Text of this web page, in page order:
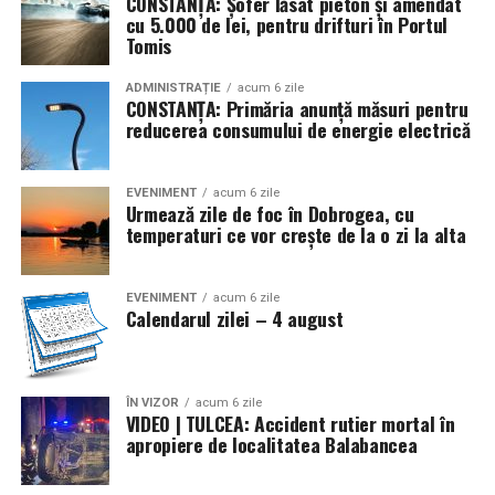
* În urmă cu 112 ani (1914), în contextul izbucnirii
Primului Război Mondial, Germania invada Belgia, iar ca
răspuns, Marea Britanie a declarat război Germaniei.
Statele Unite și-au proclamat neutralitatea
* Se marchează 110 ani (1916) de la semnarea, la
Bucureşti, a Tratatului de alianţă între România, de o
parte, şi Rusia, Franţa, Marea Britanie şi Italia, pe de altă
parte, pentru intrarea ţării noastre în război de partea
Antantei (în prima conflagraţie mondială). La
14/27.VIII.1916 România a declarat război Austro-
Ungariei, dată ce a marcat începutul războiul de
eliberare şi întregire naţională (1916-1919) (4/17)
* Acum 78 de ani (1948) a apărut Decretul-lege nr. 177
privind cultele religioase din România, prin care s-a
reiterat libertatea credinţei religioase şi a practicării
cultelor (cu excepţia celor interzise), dar s-a subliniat şi
cu 5.000 de lei, pentru drifturi în Portul
Tomis
ADMINISTRAȚIE acum 6 zile
CONSTANȚA: Primăria anunță măsuri pentru
reducerea consumului de energie electrică
EVENIMENT acum 6 zile
Urmează zile de foc în Dobrogea, cu
temperaturi ce vor crește de la o zi la alta
EVENIMENT acum 6 zile
Calendarul zilei – 4 august
ÎN VIZOR acum 6 zile
VIDEO | TULCEA: Accident rutier mortal în
apropiere de localitatea Balabancea